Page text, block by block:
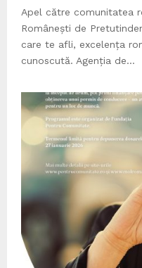
Apel către comunitatea
Românești de
care te afli, excelența
cunoscută. Agenția de...